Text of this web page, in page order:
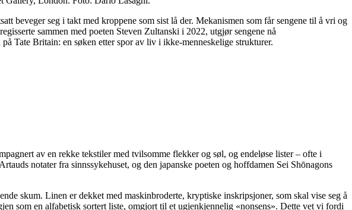
beveger seg i takt med kroppene som sist lå der. Mekanismen som får sengene til å vri og
sammen med poeten Steven Zultanski i 2022, utgjør sengene nå
Tate Britain: en søken etter spor av liv i ikke-menneskelige strukturer.
av en rekke tekstiler med tvilsomme flekker og søl, og endeløse lister – ofte i
notater fra sinnssykehuset, og den japanske poeten og hoffdamen Sei Shōnagons
skum. Linen er dekket med maskinbroderte, kryptiske inskripsjoner, som skal vise seg å
som en alfabetisk sortert liste, omgjort til et ugjenkjennelig «nonsens». Dette vet vi fordi